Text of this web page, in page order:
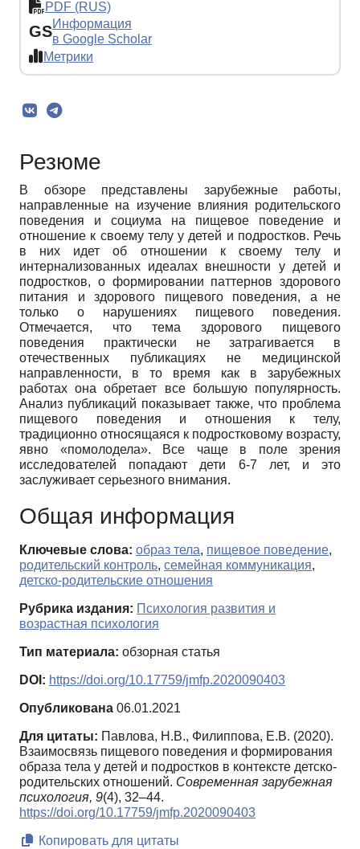
PDF (RUS)
GSИнформация
в Google Scholar
Метрики
Резюме
В обзоре представлены зарубежные работы,
направленные на изучение влияния родительского
поведения и социума на пищевое поведение и
отношение к своему телу у детей и подростков. Речь
в них идет об отношении к своему телу и
интернализованных идеалах внешности у детей и
подростков, о формировании паттернов здорового
питания и здорового пищевого поведения, а не
только о нарушениях пищевого поведения.
Отмечается, что тема здорового пищевого
поведения практически не затрагивается в
отечественных публикациях не медицинской
направленности, в то время как в зарубежных
работах она обретает все большую популярность.
Анализ публикаций показывает также, что проблема
пищевого поведения и отношения к телу,
традиционно относящаяся к подростковому возрасту,
явно «помолодела». Все чаще в поле зрения
исследователей попадают дети 6-7 лет, и это
заслуживает серьезного внимания.
Общая информация
Ключевые слова: образ тела, пищевое поведение,
родительский контроль, семейная коммуникация,
детско-родительские отношения
Рубрика издания: Психология развития и
возрастная психология
Тип материала: обзорная статья
DOI: https://doi.org/10.17759/jmfp.2020090403
Опубликована 06.01.2021
Для цитаты: Павлова, Н.В., Филиппова, Е.В. (2020).
Взаимосвязь пищевого поведения и формирования
образа тела у детей и подростков в контексте детско-
родительских отношений. Современная зарубежная
психология, 9(4), 32–44.
https://doi.org/10.17759/jmfp.2020090403
Копировать для цитаты